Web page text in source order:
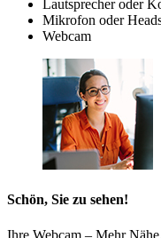
Lautsprecher oder
Mikrofon oder
Webcam
Schön, Sie zu sehen!
Ihre Webcam – Mehr